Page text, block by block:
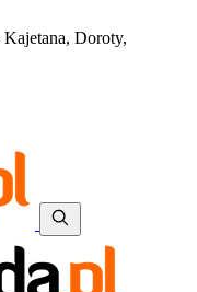
Kajetana, Doroty,